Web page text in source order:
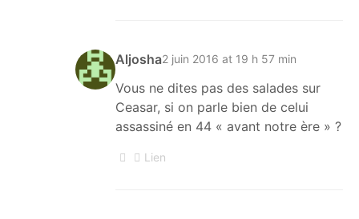
Aljosha2 juin 2016 at 19 h 57 min
Vous ne dites pas des salades sur
Ceasar, si on parle bien de celui
assassiné en 44 « avant notre ère » ?
Lien